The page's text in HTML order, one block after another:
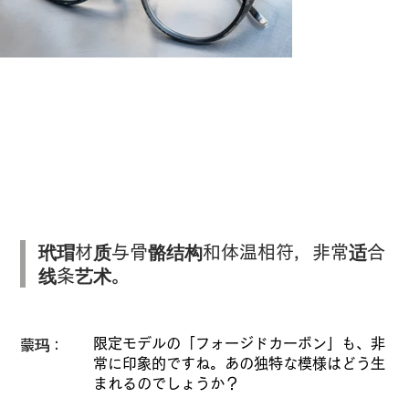
玳瑁材质与骨骼结构和体温相符，非常适合
线条艺术。
蒙玛：
限定モデルの「フォージドカーボン」も、非
常に印象的ですね。あの独特な模様はどう生
まれるのでしょうか？